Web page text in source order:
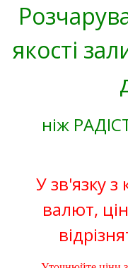
якості
ніж
У зв'язку
валют,